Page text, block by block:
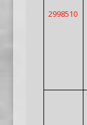
2998510